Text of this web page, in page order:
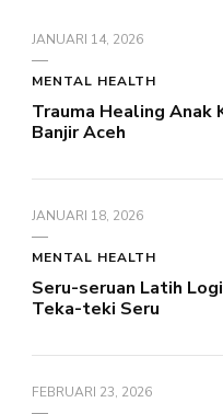
JANUARI 14, 2026
MENTAL HEALTH
Trauma Healing Anak
Banjir Aceh
JANUARI 18, 2026
MENTAL HEALTH
Seru-seruan Latih
Teka-teki Seru
FEBRUARI 23, 2026